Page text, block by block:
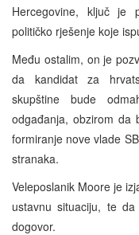
Hercegovine, ključ je
političko rješenje koje
Među ostalim, on je
da kandidat za
skupštine bude
odgađanja, obzirom da
formiranje nove vlade
stranaka.
Veleposlanik Moore je
ustavnu situaciju, te
dogovor.